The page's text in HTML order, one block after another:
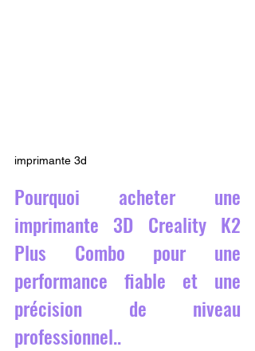
imprimante 3d
Pourquoi acheter une
imprimante 3D Creality K2
Plus Combo pour une
performance fiable et une
précision de niveau
professionnel..